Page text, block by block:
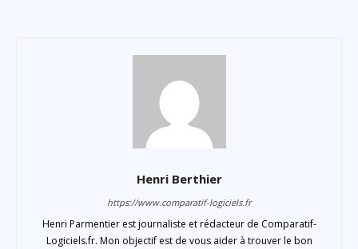
Henri Berthier
https://www.comparatif-logiciels.fr
Henri Parmentier est journaliste et rédacteur de Comparatif-
Logiciels.fr. Mon objectif est de vous aider à trouver le bon